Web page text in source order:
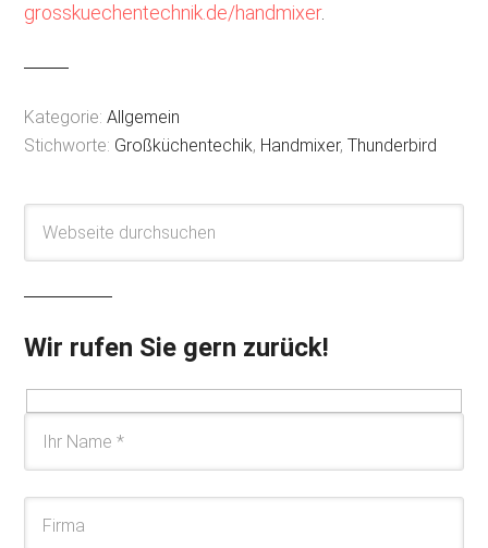
grosskuechentechnik.de/handmixer.
Kategorie:Allgemein
Stichworte: Großküchentechik, Handmixer,Thunderbird
Wir rufen Sie gern zurück!
Please leave this field empty.
Please leave this field empty.